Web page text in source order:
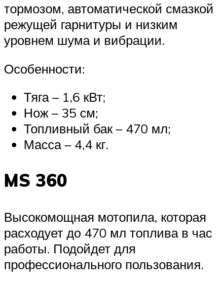
тормозом, автоматической смазкой
режущей гарнитуры и низким
уровнем шума и вибрации.
Особенности:
Тяга – 1,6 кВт;
Нож – 35 см;
Топливный бак – 470 мл;
Масса – 4,4 кг.
MS 360
Высокомощная мотопила, которая
расходует до 470 мл топлива в час
работы. Подойдет для
профессионального пользования.